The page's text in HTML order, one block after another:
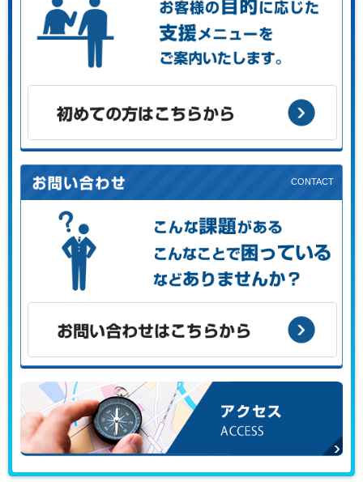
お客様の目的に応じた支援メニューをご案内します。
初めての方はこちらから
こんな課題がある、こんなことで困っている、などありませ
お問い合わせはこちらから